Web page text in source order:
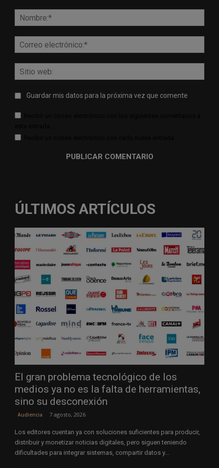
web:
Guardar mis datos para la próxima vez que comente
ÚLTIMOS ARTÍCULOS
El gran problema tecnológico de los
medios ya no es la falta de herramientas,
sino su desconexión
Audiencia 7 agosto, 2026
Los editores cuentan ya con soluciones suficientes para producir,
distribuir y monetizar noticias digitales, pero siguen teniendo
dificultades para integrar sistemas, compartir datos y...